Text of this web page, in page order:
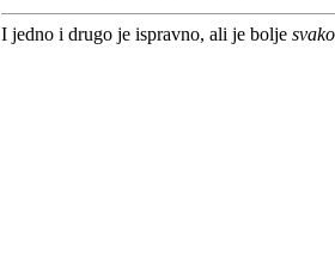
I jedno i drugo je ispravno, ali je bolje